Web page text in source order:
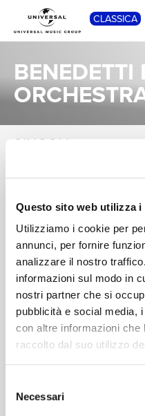
Questo sito web utilizza i
Utilizziamo i cookie per
annunci, per fornire
analizzare il nostro
informazioni sul modo in
nostri partner che si
pubblicità e social media,
con altre informazioni che
raccolto dal suo utilizzo
delNecessari
CLASSICA
SINGOLI
NICOLA BENEDETTI,
BENEDETTI
BAROQUE
ORCHESTRA
Geminiani: Concerto
Grosso in D Minor, H.
143 "La Folia" (after
Corelli Violin Sonata,
Op. 5 No. 12)
PART 1
Digitale
CHI